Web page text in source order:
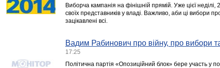
Виборча кампанія на фінішній прямій. Уже цієї
своїх представників у владі. Важливо, аби ці вибори
зацікавлені всі.
Вадим Рабинович про війну, про вибори
17:25
Політична партія «Опозиційний блок» бере участь у